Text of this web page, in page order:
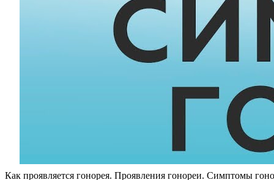
Как проявляется гонорея. Проявления гонореи. Симптомы